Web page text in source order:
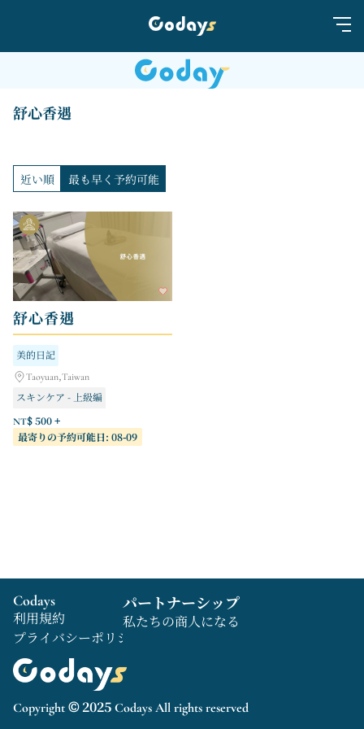
舒心香遇
近い順 最も早く予約可能
舒心香遇
美的日記
Taoyuan,Taiwan
スキンケア - 上級編
スキンケア - 上級編
現地でのコンサルティング
NT$ 500 +
最寄りの予約可能日: 08-09
Copyright © 2025 Codays All rights reserved
Codays
利用規約
プライバシーポリシー
パートナーシップ
私たちの商人になる